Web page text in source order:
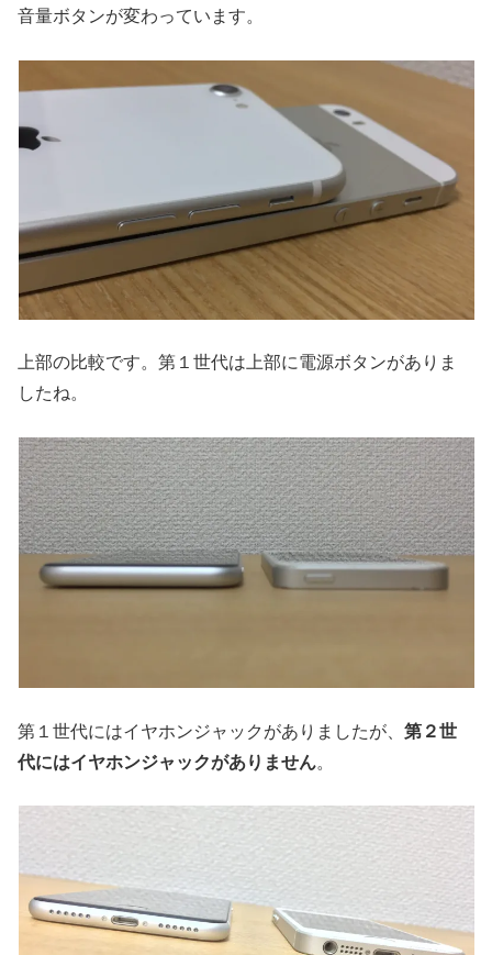
音量ボタンが変わっています。
上部の比較です。第１世代は上部に電源ボタンがありま
したね。
第１世代にはイヤホンジャックがありましたが、第２世
代にはイヤホンジャックがありません